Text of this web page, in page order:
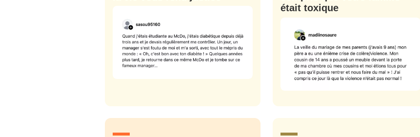
était toxique
EMAIL*
PASSWORD*
Quelques
tweets
Ma propre
sélection